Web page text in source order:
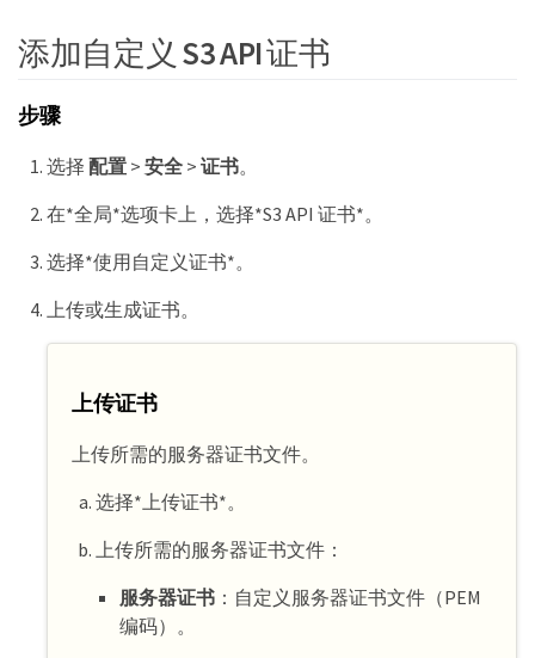
添加自定义 S3 API 证书
步骤
选择 配置> 安全> 证书。
在*全局*选项卡上，选择*S3 API 证书*。
选择*使用自定义证书*。
上传或生成证书。
上传证书
上传所需的服务器证书文件。
选择*上传证书*。
上传所需的服务器证书文件：
服务器证书：自定义服务器证书文件（PEM
编码）。